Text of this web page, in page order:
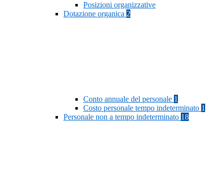
Posizioni organizzative
Dotazione organica 2
Conto annuale del personale 1
Costo personale tempo indeterminato 1
Personale non a tempo indeterminato 18